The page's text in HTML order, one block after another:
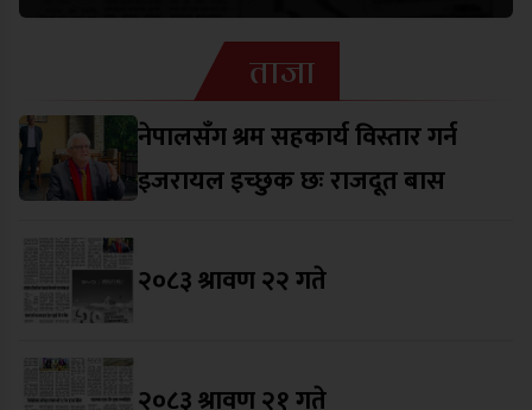
ताजा
नेपालसँग श्रम सहकार्य विस्तार गर्न
इजरायल इच्छुक छः राजदूत बास
२०८३ श्रावण २२ गते
२०८३ श्रावण २१ गते